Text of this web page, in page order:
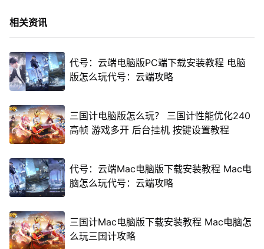
相关资讯
代号：云端电脑版PC端下载安装教程 电脑
版怎么玩代号：云端攻略
三国计电脑版怎么玩？ 三国计性能优化240
高帧 游戏多开 后台挂机 按键设置教程
代号：云端Mac电脑版下载安装教程 Mac电
脑怎么玩代号：云端攻略
三国计Mac电脑版下载安装教程 Mac电脑怎
么玩三国计攻略